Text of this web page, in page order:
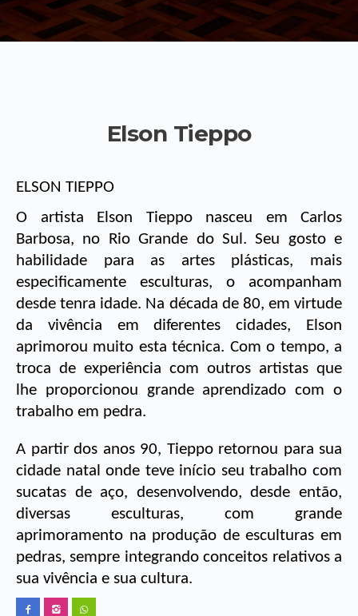
Elson Tieppo
ELSON TIEPPO
O artista Elson Tieppo nasceu em Carlos
Barbosa, no Rio Grande do Sul. Seu gosto e
habilidade para as artes plásticas, mais
especificamente esculturas, o acompanham
desde tenra idade. Na década de 80, em virtude
da vivência em diferentes cidades, Elson
aprimorou muito esta técnica. Com o tempo, a
troca de experiência com outros artistas que
lhe proporcionou grande aprendizado com o
trabalho em pedra.
A partir dos anos 90, Tieppo retornou para sua
cidade natal onde teve início seu trabalho com
sucatas de aço, desenvolvendo, desde então,
diversas esculturas, com grande
aprimoramento na produção de esculturas em
pedras, sempre integrando conceitos relativos a
sua vivência e sua cultura.